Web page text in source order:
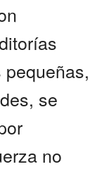
se
no